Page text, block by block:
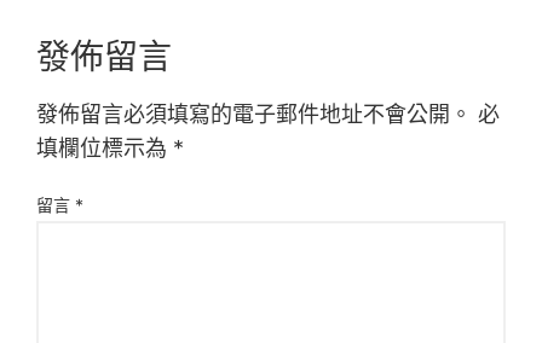
發佈留言
發佈留言必須填寫的電子郵件地址不會公開。 必
填欄位標示為 *
留言 *